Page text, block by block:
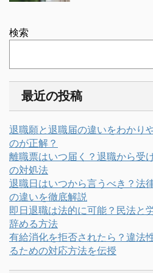
検索
最近の投稿
退職願と退職届の違いをわかり
のが正解？
離職票はいつ届く？退職から受
の対処法
退職日はいつから言うべき？法
の違いを徹底解説
即日退職は法的に可能？民法と
辞める方法
有給消化を拒否されたら？違法
るための対応方法を伝授